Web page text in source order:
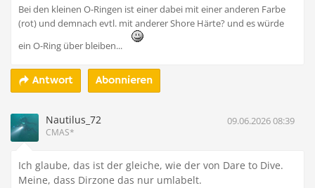
Bei den kleinen O-Ringen ist einer dabei mit einer anderen Farbe
(rot) und demnach evtl. mit anderer Shore Härte? und es würde
ein O-Ring über bleiben...
Antwort Abonnieren
Nautilus_72
CMAS*
09.06.2026 08:39
Ich glaube, das ist der gleiche, wie der von Dare to Dive.
Meine, dass Dirzone das nur umlabelt.